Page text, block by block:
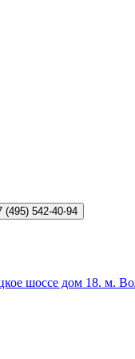
(495) 542-40-94
шоссе дом 18. м.